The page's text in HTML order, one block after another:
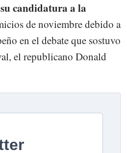
candidatura a la
de noviembre debido a
en el debate que sostuvo
el republicano Donald